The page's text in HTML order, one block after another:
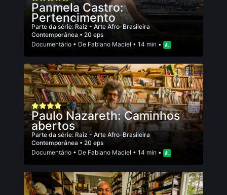
Panmela Castro:
Pertencimento
Parte da série: Raiz - Arte Afro-Brasileira
Contemporânea • 20 eps
Documentário • De Fabiano Maciel • 14 min •
Paulo Nazareth: Caminhos
abertos
Parte da série: Raiz - Arte Afro-Brasileira
Contemporânea • 20 eps
Documentário • De Fabiano Maciel • 14 min •